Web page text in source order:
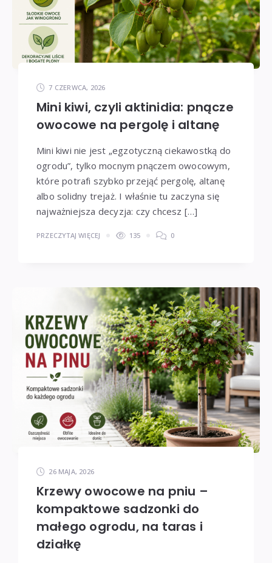
7 CZERWCA, 2026
Mini kiwi, czyli aktinidia: pnącze
owocowe na pergolę i altanę
Mini kiwi nie jest „egzotyczną ciekawostką do
ogrodu”, tylko mocnym pnączem owocowym,
które potrafi szybko przejąć pergolę, altanę
albo solidny trejaż. I właśnie tu zaczyna się
najważniejsza decyzja: czy chcesz […]
PRZECZYTAJ WIĘCEJ 135 0
26 MAJA, 2026
Krzewy owocowe na pniu –
kompaktowe sadzonki do
małego ogrodu, na taras i
działkę